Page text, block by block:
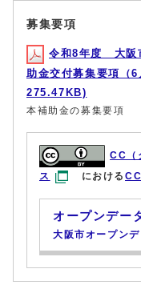
募集要項
令和8年度 大阪
助金交付募集要項（
275.47KB)
本補助金の募集要項
CC（
ス
における
オープンデー
大阪市オープン